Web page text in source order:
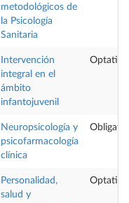
metodológicos de
la Psicología
Sanitaria
Intervención
integral en el
ámbito
infantojuvenil
Optativa
Neuropsicología y
psicofarmacología
clínica
Personalidad,
salud y
Optativa